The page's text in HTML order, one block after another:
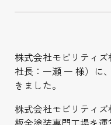
株式会社モビリティ
社長：一瀬 一 様）に
きました。
株式会社モビリティ